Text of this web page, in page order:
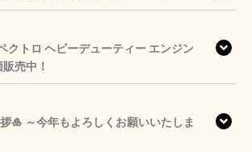
クトロ ヘビーデューティー エンジン
売中！
🎍 ～今年もよろしくお願いいたしま